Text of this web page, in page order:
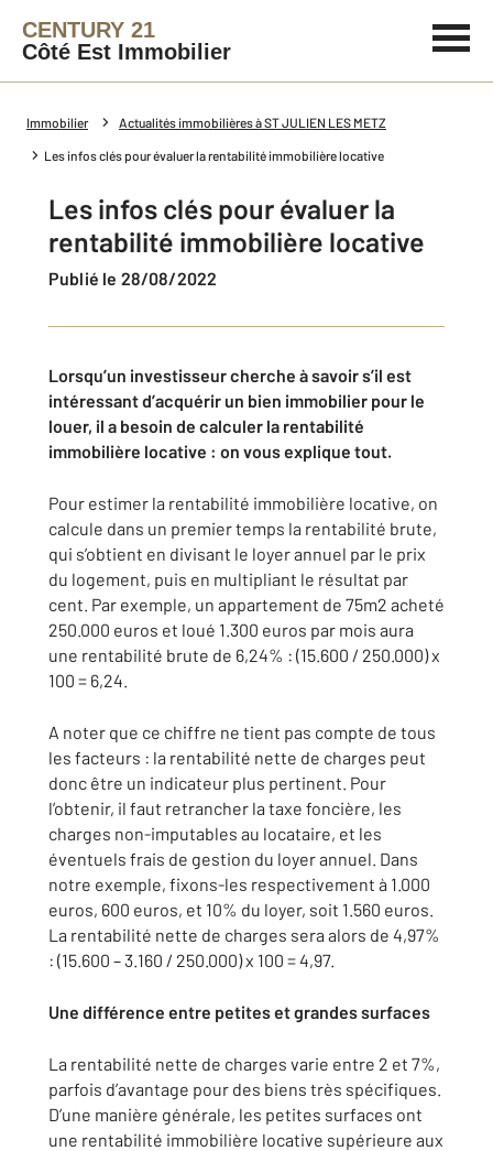
CENTURY 21
Côté Est Immobilier
Immobilier Actualités immobilières à ST JULIEN LES METZ
Les infos clés pour évaluer la rentabilité immobilière locative
Les infos clés pour évaluer la
rentabilité immobilière locative
Publié le 28/08/2022
Lorsqu’un investisseur cherche à savoir s’il est
intéressant d’acquérir un bien immobilier pour le
louer, il a besoin de calculer la rentabilité
immobilière locative : on vous explique tout.
Pour estimer la rentabilité immobilière locative, on
calcule dans un premier temps la rentabilité brute,
qui s’obtient en divisant le loyer annuel par le prix
du logement, puis en multipliant le résultat par
cent. Par exemple, un appartement de 75m2 acheté
250.000 euros et loué 1.300 euros par mois aura
une rentabilité brute de 6,24% : (15.600 / 250.000) x
100 = 6,24.
A noter que ce chiffre ne tient pas compte de tous
les facteurs : la rentabilité nette de charges peut
donc être un indicateur plus pertinent. Pour
l’obtenir, il faut retrancher la taxe foncière, les
charges non-imputables au locataire, et les
éventuels frais de gestion du loyer annuel. Dans
notre exemple, fixons-les respectivement à 1.000
euros, 600 euros, et 10% du loyer, soit 1.560 euros.
La rentabilité nette de charges sera alors de 4,97%
: (15.600 – 3.160 / 250.000) x 100 = 4,97.
Une différence entre petites et grandes surfaces
La rentabilité nette de charges varie entre 2 et 7%,
parfois d’avantage pour des biens très spécifiques.
D’une manière générale, les petites surfaces ont
une rentabilité immobilière locative supérieure aux